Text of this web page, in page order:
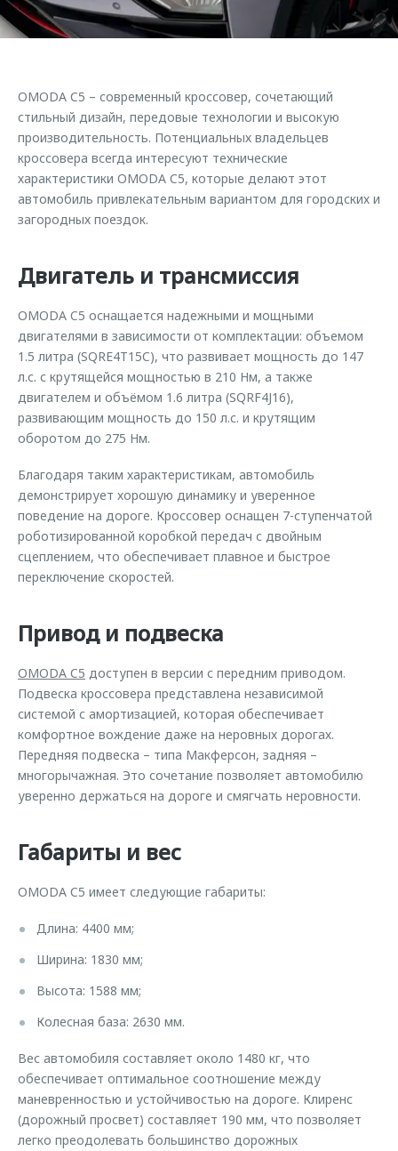
Страхование
Кредитный калькулятор
Одежда и сувениры
Оригинальные аксессуары
Запчасти
Трейд-ин
Калькулятор трейд-ин
Клиентская поддержка
Приложение O&J
Аксессуары
Одежда и сувениры
Оригинальные аксессуары
Запчасти
Обратная связь
OMODA C5 – современный кроссовер, сочетающий
стильный дизайн, передовые технологии и высокую
производительность. Потенциальных владельцев
кроссовера всегда интересуют технические
характеристики OMODA C5, которые делают этот
автомобиль привлекательным вариантом для городских и
загородных поездок.
Двигатель и трансмиссия
OMODA C5 оснащается надежными и мощными
двигателями в зависимости от комплектации: объемом
1.5 литра (SQRE4T15C), что развивает мощность до 147
л.с. с крутящейся мощностью в 210 Нм, а также
двигателем и объёмом 1.6 литра (SQRF4J16),
развивающим мощность до 150 л.с. и крутящим
оборотом до 275 Нм.
Благодаря таким характеристикам, автомобиль
демонстрирует хорошую динамику и уверенное
поведение на дороге. Кроссовер оснащен 7-ступенчатой
роботизированной коробкой передач с двойным
сцеплением, что обеспечивает плавное и быстрое
переключение скоростей.
Привод и подвеска
OMODA C5 доступен в версии с передним приводом.
Подвеска кроссовера представлена независимой
системой с амортизацией, которая обеспечивает
комфортное вождение даже на неровных дорогах.
Передняя подвеска – типа Макферсон, задняя –
многорычажная. Это сочетание позволяет автомобилю
уверенно держаться на дороге и смягчать неровности.
Габариты и вес
OMODA C5 имеет следующие габариты:
Длина: 4400 мм;
Ширина: 1830 мм;
Высота: 1588 мм;
Колесная база: 2630 мм.
Вес автомобиля составляет около 1480 кг, что
обеспечивает оптимальное соотношение между
маневренностью и устойчивостью на дороге. Клиренс
(дорожный просвет) составляет 190 мм, что позволяет
легко преодолевать большинство дорожных